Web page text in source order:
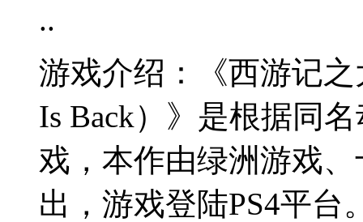
..
游戏介绍：《西游记
Is Back）》是根据同
戏，本作由绿洲游戏
出，游戏登陆PS4平台